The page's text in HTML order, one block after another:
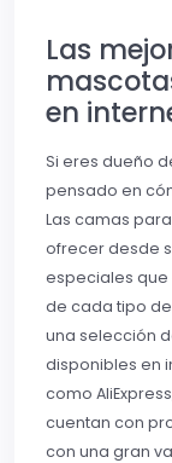
Las
en
Si eres dueño
pensado en
Las camas
ofrecer desde
especiales
de cada tipo
una selección
disponibles en
como
cuentan con
con una gran